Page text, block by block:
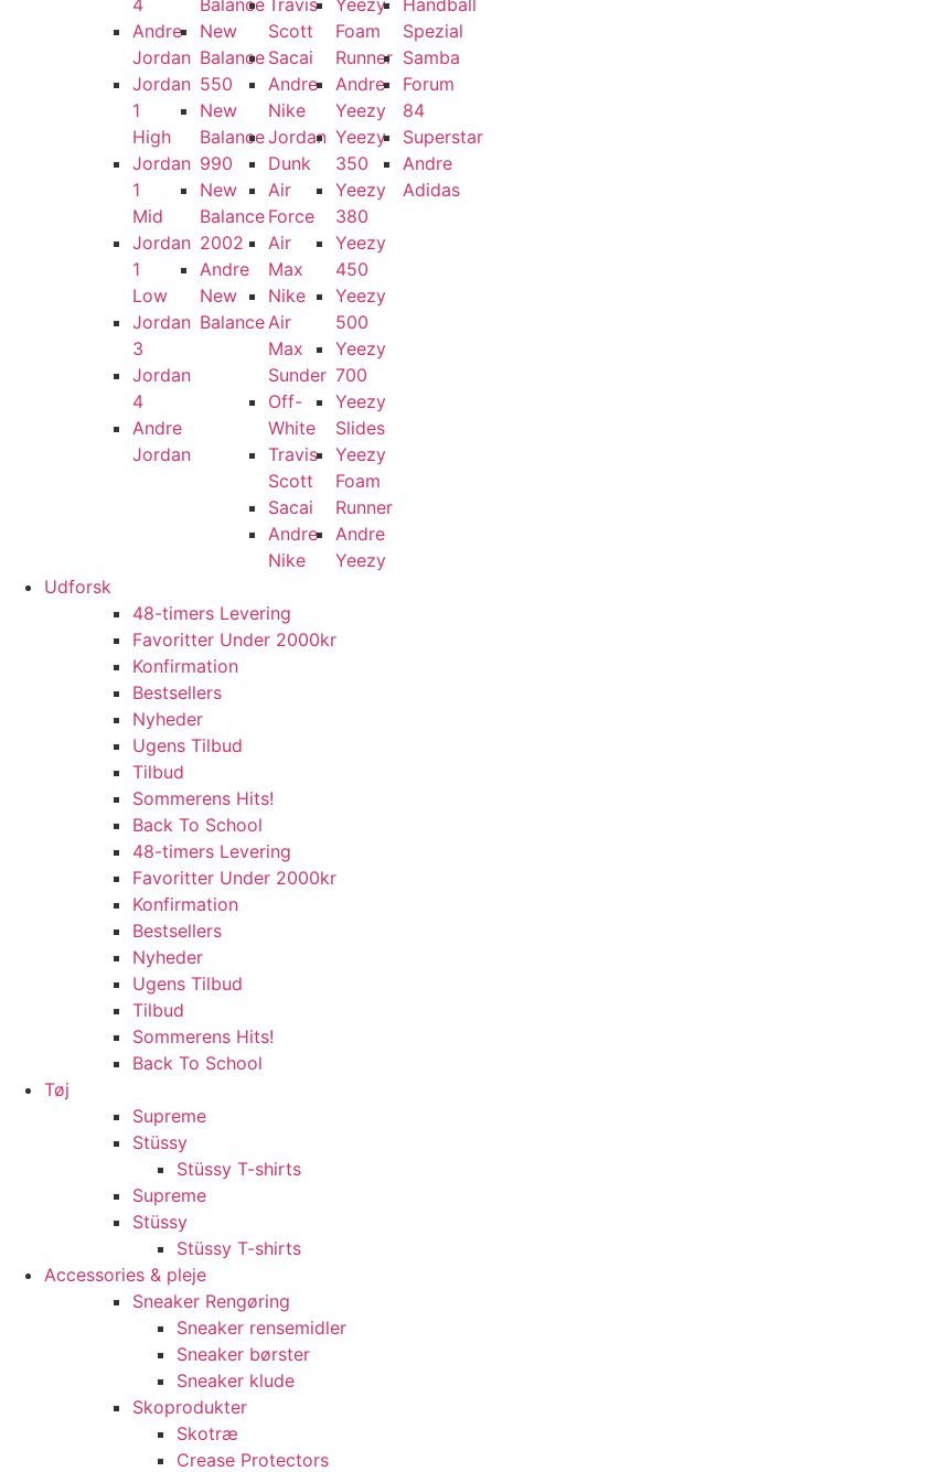
4
Andre
Jordan
Jordan
1
High
Jordan
1
Mid
Jordan
1
Low
Jordan
3
Jordan
4
Andre
Jordan
Balance
New
Balance
550
New
Balance
990
New
Balance
2002
Andre
New
Balance
Travis
Scott
Sacai
Andre
Nike
Jordan
Dunk
Air
Force
Air
Max
Nike
Air
Max
Sunder
Off-
White
Travis
Scott
Sacai
Andre
Nike
Yeezy
Foam
Runner
Andre
Yeezy
Yeezy
350
Yeezy
380
Yeezy
450
Yeezy
500
Yeezy
700
Yeezy
Slides
Yeezy
Foam
Runner
Andre
Yeezy
Handball
Spezial
Samba
Forum
84
Superstar
Andre
Adidas
Udforsk
48-timers Levering
Favoritter Under 2000kr
Konfirmation
Bestsellers
Nyheder
Ugens Tilbud
Tilbud
Sommerens Hits!
Back To School
48-timers Levering
Favoritter Under 2000kr
Konfirmation
Bestsellers
Nyheder
Ugens Tilbud
Tilbud
Sommerens Hits!
Back To School
Tøj
Supreme
Stüssy
Stüssy T-shirts
Supreme
Stüssy
Stüssy T-shirts
Accessories & pleje
Sneaker Rengøring
Sneaker rensemidler
Sneaker børster
Sneaker klude
Skoprodukter
Skotræ
Crease Protectors